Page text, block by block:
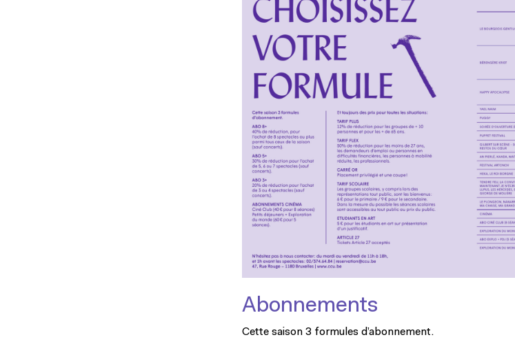
Abonnements
Cette saison 3 formules d’abonnement.